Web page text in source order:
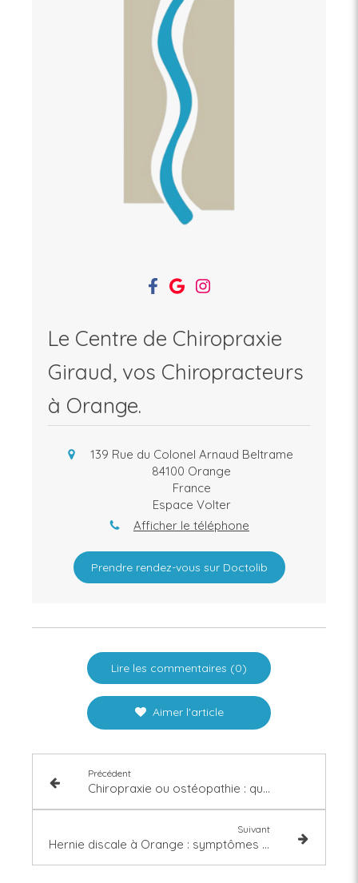
Le Centre de Chiropraxie
Giraud, vos Chiropracteurs
à Orange.
139 Rue du Colonel Arnaud Beltrame
84100 Orange
France
Espace Volter
Afficher le téléphone
Prendre rendez-vous sur Doctolib
Lire les commentaires (0)
Aimer l'article
Précédent
Chiropraxie ou ostéopathie : quelles différences pour vos douleurs ?
Suivant
Hernie discale à Orange : symptômes et traitement en chiropraxie